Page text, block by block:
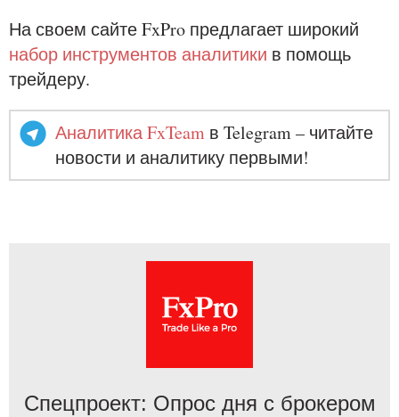
На своем сайте FxPro предлагает широкий
набор инструментов аналитики в помощь
трейдеру.
Аналитика FxTeam в Telegram – читайте
новости и аналитику первыми!
Спецпроект: Опрос дня с брокером